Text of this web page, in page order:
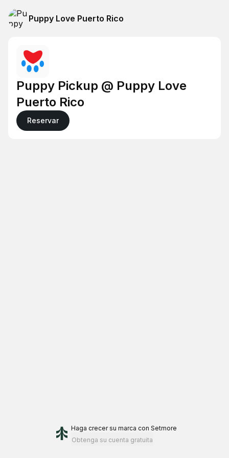
Puppy Love Puerto Rico
Puppy Pickup @ Puppy Love
Puerto Rico
Reservar
Haga crecer su marca con Setmore
Obtenga su cuenta gratuita